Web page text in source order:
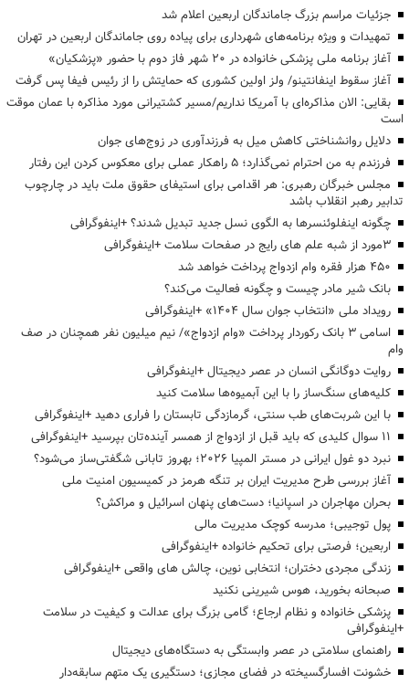
جزئیات مراسم بزرگ جاماندگان اربعین اعلام شد
تمهیدات و ویژه برنامه‌های شهرداری برای پیاده روی جاماندگان اربعین در تهران
آغاز برنامه ملی پزشکی خانواده در ۲۰ شهر فاز دوم با حضور «پزشکیان»
آغاز سقوط اینفانتینو/ ولز اولین کشوری که حمایتش را از رئیس فیفا پس گرفت
بقایی: الان مذاکره‌ای با آمریکا نداریم/مسیر کشتیرانی مورد مذاکره با عمان موقت
است
دلایل روانشناختی کاهش میل به فرزندآوری در زوج‌های جوان
فرزندم به من احترام نمی‌گذارد؛ ۵ راهکار عملی برای معکوس کردن این رفتار
مجلس خبرگان رهبری: هر اقدامی برای استیفای حقوق ملت باید در چارچوب
تدابیر رهبر انقلاب باشد
چگونه اینفلوئنسرها به الگوی نسل جدید تبدیل شدند؟ +اینفوگرافی
3مورد از شبه علم های رایج در صفحات سلامت +اینفوگرافی
۴۵۰ هزار فقره وام ازدواج پرداخت خواهد شد
بانک شیر مادر چیست و چگونه فعالیت می‌کند؟
رویداد ملی «انتخاب جوان سال ۱۴۰۴» +اینفوگرافی
اسامی ۳ بانک رکوردار پرداخت «وام ازدواج»/ نیم میلیون نفر همچنان در صف
وام
روایت دوگانگی انسان در عصر دیجیتال +اینفوگرافی
کلیه‌های سنگ‌ساز را با این آبمیوه‌ها سلامت کنید
با این شربت‌های طب سنتی، گرمازدگی تابستان را فراری دهید +اینفوگرافی
۱۱ سوال کلیدی که باید قبل از ازدواج از همسر آینده‌تان بپرسید +اینفوگرافی
نبرد دو غول ایرانی در مستر المپیا ۲۰۲۶؛ بهروز تابانی شگفتی‌ساز می‌شود؟
آغاز بررسی طرح مدیریت ایران بر تنگه هرمز در کمیسیون امنیت ملی
بحران مهاجران در اسپانیا؛ دست‌های پنهان اسرائیل و مراکش؟
پول توجیبی؛ مدرسه کوچک مدیریت مالی
اربعین؛ فرصتی برای تحکیم خانواده +اینفوگرافی
زندگی مجردی دختران؛ انتخابی نوین، چالش های واقعی +اینفوگرافی
صبحانه بخورید، هوس شیرینی نکنید
پزشکی خانواده و نظام ارجاع؛ گامی بزرگ برای عدالت و کیفیت در سلامت
+اینفوگرافی
راهنمای سلامتی در عصر وابستگی به دستگاه‌های دیجیتال
خشونت افسارگسیخته در فضای مجازی؛ دستگیری یک متهم سابقه‌دار